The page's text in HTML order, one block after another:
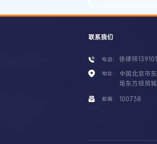
联系我们
电话： 徐律师
地址：
中国北京市
场东方经贸
邮编： 100738